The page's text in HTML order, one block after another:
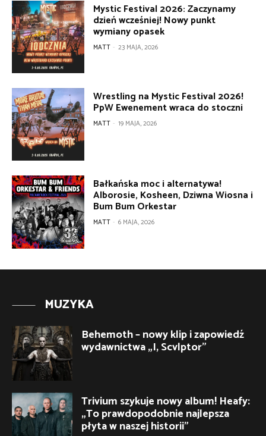
Mystic Festival 2026: Zaczynamy
dzień wcześniej! Nowy punkt
wymiany opasek
MATT - 23 MAJA, 2026
Wrestling na Mystic Festival 2026!
PpW Ewenement wraca do stoczni
MATT - 19 MAJA, 2026
Bałkańska moc i alternatywa!
Alborosie, Kosheen, Dziwna Wiosna i
Bum Bum Orkestar
MATT - 6 MAJA, 2026
MUZYKA
Behemoth – nowy klip i zapowiedź
wydawnictwa „I, Scvlptor”
Trivium szykuje nowy album! Heafy:
„To prawdopodobnie najlepsza
płyta w naszej historii”